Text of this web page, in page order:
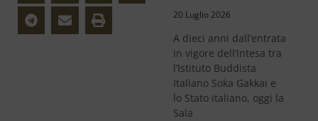
20 Luglio 2026
A dieci anni dall’entrata
in vigore dell’Intesa tra
l’Istituto Buddista
Italiano Soka Gakkai e
lo Stato italiano, oggi la
Sala